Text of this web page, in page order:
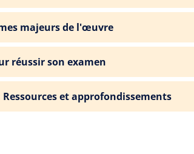
majeurs de l'œuvre
réussir son examen
et approfondissements